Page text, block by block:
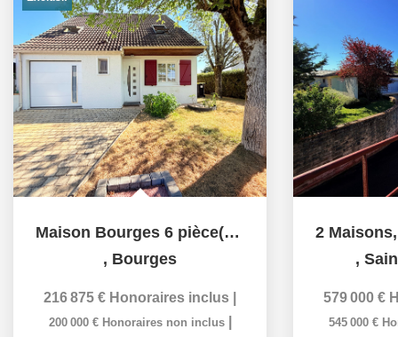
Maison Bourges 6 pièce(s) 110 m2
, Bourges
216 875 € Honoraires inclus
200 000 € Honoraires non inclus
,
579 000 €
545 000 €